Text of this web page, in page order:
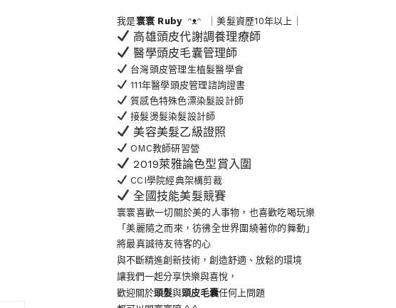
我是寰寰 Ruby ᵔᴥᵔ ｜美髮資歷10年以上｜
高雄頭皮代謝調養理療師
醫學頭皮毛囊管理師
台灣頭皮管理生植髮醫學會
111年醫學頭皮管理諮詢證書
質感色特殊色漂染髮設計師
接髮燙髮染髮設計師
美容美髮乙級證照
OMC教師研習營
2019萊雅論色型賞入圍
CCI學院經典架構剪裁
全國技能美髮競賽
寰寰喜歡一切關於美的人事物 ，也喜歡吃喝玩樂
「美麗隨之而來，彷彿全世界圍繞著你的舞動」
將最真誠待友待客的心
與不斷精進創新技術，創造舒適、放鬆的環境
讓我們一起分享快樂與喜悅，
歡迎關於頭髮與頭皮毛囊任何上問題